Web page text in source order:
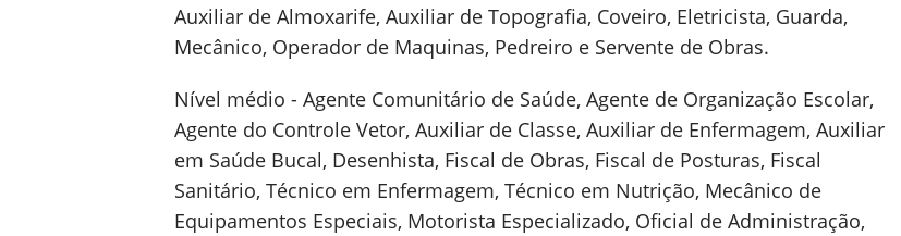
Auxiliar de Almoxarife, Auxiliar de Topografia, Coveiro, Eletricista, Guarda,
Mecânico, Operador de Maquinas, Pedreiro e Servente de Obras.
Nível médio - Agente Comunitário de Saúde, Agente de Organização Escolar,
Agente do Controle Vetor, Auxiliar de Classe, Auxiliar de Enfermagem, Auxiliar
em Saúde Bucal, Desenhista, Fiscal de Obras, Fiscal de Posturas, Fiscal
Sanitário, Técnico em Enfermagem, Técnico em Nutrição, Mecânico de
Equipamentos Especiais, Motorista Especializado, Oficial de Administração,